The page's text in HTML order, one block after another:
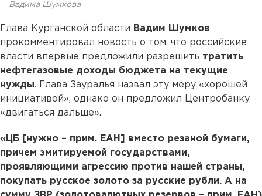
Вадима Шумкова
Глава Курганской области Вадим Шумков
прокомментировал новость о том, что российские
власти впервые предложили разрешить тратить
нефтегазовые доходы бюджета на текущие
нужды. Глава Зауралья назвал эту меру «хорошей
инициативой», однако он предложил Центробанку
«двигаться дальше».
«ЦБ [нужно – прим. ЕАН] вместо резаной бумаги,
причем эмитируемой государствами,
проявляющими агрессию против нашей страны,
покупать русское золото за русские рубли. А на